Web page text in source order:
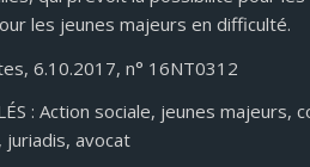
les jeunes majeurs en difficulté.
6.10.2017, n° 16NT0312
: Action sociale, jeunes majeurs,
juriadis, avocat